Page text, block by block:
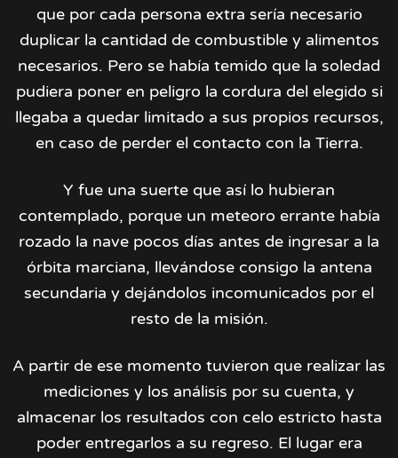
que por cada persona extra sería necesario
duplicar la cantidad de combustible y alimentos
necesarios. Pero se había temido que la soledad
pudiera poner en peligro la cordura del elegido si
llegaba a quedar limitado a sus propios recursos,
en caso de perder el contacto con la Tierra.
Y fue una suerte que así lo hubieran
contemplado, porque un meteoro errante había
rozado la nave pocos días antes de ingresar a la
órbita marciana, llevándose consigo la antena
secundaria y dejándolos incomunicados por el
resto de la misión.
A partir de ese momento tuvieron que realizar las
mediciones y los análisis por su cuenta, y
almacenar los resultados con celo estricto hasta
poder entregarlos a su regreso. El lugar era